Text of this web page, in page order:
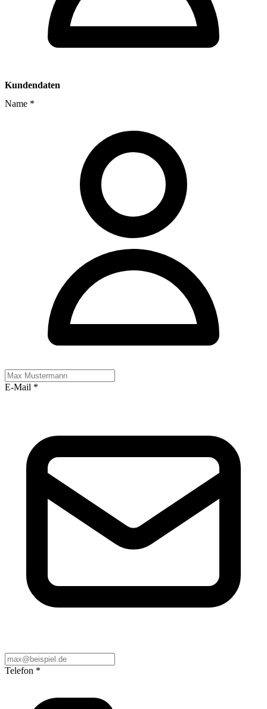
Kundendaten
Name *
E-Mail *
Telefon *